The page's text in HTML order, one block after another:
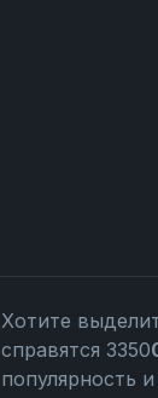
Хотите
справятся 3350
популярность